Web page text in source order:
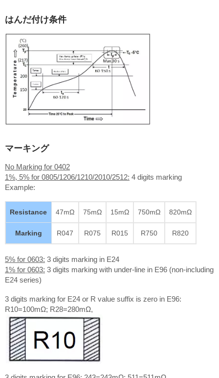
はんだ付け条件
マーキング
No Marking for 0402
1%, 5% for 0805/1206/1210/2010/2512: 4 digits marking
Example:
Resistance 47mΩ 75mΩ 15mΩ 750mΩ 820mΩ
Marking R047 R075 R015 R750 R820
5% for 0603: 3 digits marking in E24
1% for 0603: 3 digits marking with under-line in E96 (non-including
E24 series)
3 digits marking for E24 or R value suffix is zero in E96:
R10=100mΩ; R28=280mΩ,